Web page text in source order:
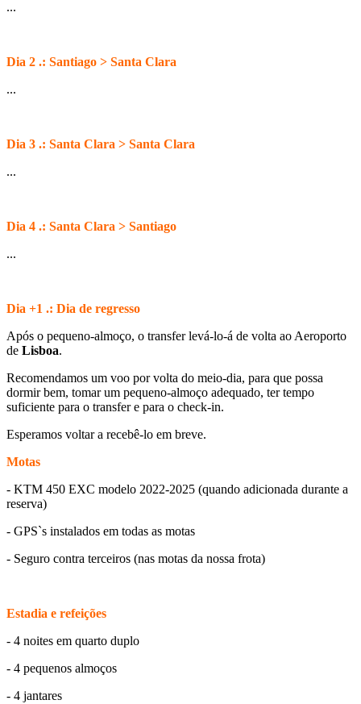
...
Dia 2 .: Santiago > Santa Clara
...
Dia 3 .: Santa Clara > Santa Clara
...
Dia 4 .: Santa Clara > Santiago
...
Dia +1 .: Dia de regresso
Após o pequeno-almoço, o transfer levá-lo-á de volta ao Aeroporto
de Lisboa.
Recomendamos um voo por volta do meio-dia, para que possa
dormir bem, tomar um pequeno-almoço adequado, ter tempo
suficiente para o transfer e para o check-in.
Esperamos voltar a recebê-lo em breve.
Motas
- KTM 450 EXC modelo 2022-2025 (quando adicionada durante a
reserva)
- GPS`s instalados em todas as motas
- Seguro contra terceiros (nas motas da nossa frota)
Estadia e refeições
- 4 noites em quarto duplo
- 4 pequenos almoços
- 4 jantares